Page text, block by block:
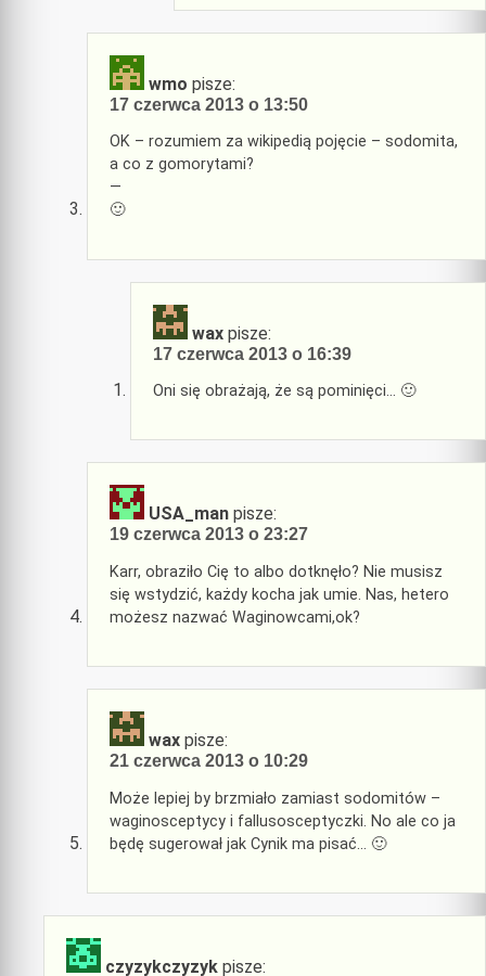
wmo pisze:
17 czerwca 2013 o 13:50
OK – rozumiem za wikipedią pojęcie – sodomita,
a co z gomorytami?
—
🙂
wax pisze:
17 czerwca 2013 o 16:39
Oni się obrażają, że są pominięci… 🙂
USA_man pisze:
19 czerwca 2013 o 23:27
Karr, obraziło Cię to albo dotknęło? Nie musisz
się wstydzić, każdy kocha jak umie. Nas, hetero
możesz nazwać Waginowcami,ok?
wax pisze:
21 czerwca 2013 o 10:29
Może lepiej by brzmiało zamiast sodomitów –
waginosceptycy i fallusosceptyczki. No ale co ja
będę sugerował jak Cynik ma pisać… 🙂
czyzykczyzyk pisze: